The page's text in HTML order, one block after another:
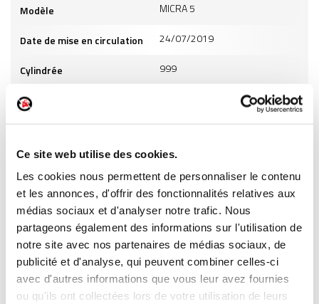
Ce site web utilise des cookies.
Les cookies nous permettent de personnaliser le contenu
et les annonces, d'offrir des fonctionnalités relatives aux
médias sociaux et d'analyser notre trafic. Nous
partageons également des informations sur l'utilisation de
notre site avec nos partenaires de médias sociaux, de
publicité et d'analyse, qui peuvent combiner celles-ci
avec d'autres informations que vous leur avez fournies
ou qu'ils ont collectées lors de votre utilisation de leurs
Modèle MICRA 5
Date de mise en circulation 24/07/2019
Cylindrée 999
Puissance
ES
INFORMATIONS PRODUITS
Garantie
jusqu'à 2
ans(1)
Livraison dès
24h
Reconditionné
en France